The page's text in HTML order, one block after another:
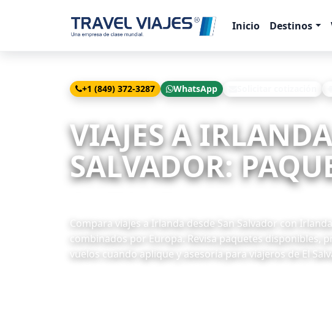
Inicio Destinos
+1 (849) 372-3287 WhatsApp
VIAJES A
SALVADOR:
Compara viajes a Irlanda desde San Salvador con
combinados por Europa. Revisa paquetes disponibles,
vuelos cuando aplique y asesoría para viajeros de El